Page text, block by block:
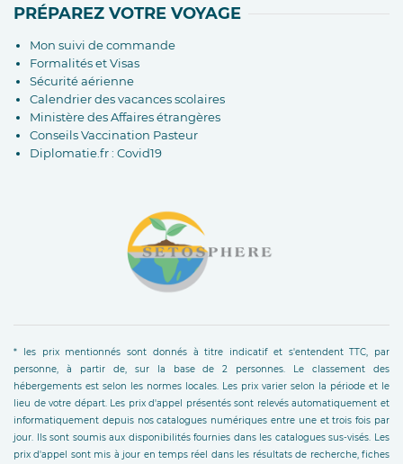
PRÉPAREZ VOTRE VOYAGE
Mon suivi de commande
Formalités et Visas
Sécurité aérienne
Calendrier des vacances scolaires
Ministère des Affaires étrangères
Conseils Vaccination Pasteur
Diplomatie.fr : Covid19
* les prix mentionnés sont donnés à titre indicatif et s'entendent TTC, par
personne, à partir de, sur la base de 2 personnes. Le classement des
hébergements est selon les normes locales. Les prix varier selon la période et le
lieu de votre départ. Les prix d'appel présentés sont relevés automatiquement et
informatiquement depuis nos catalogues numériques entre une et trois fois par
jour. Ils sont soumis aux disponibilités fournies dans les catalogues sus-visés. Les
prix d'appel sont mis à jour en temps réel dans les résultats de recherche, fiches